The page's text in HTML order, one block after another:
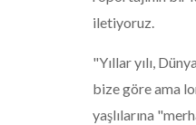
iletiyoruz.
"Yıllar yılı,
bize göre ama
yaşlılarına